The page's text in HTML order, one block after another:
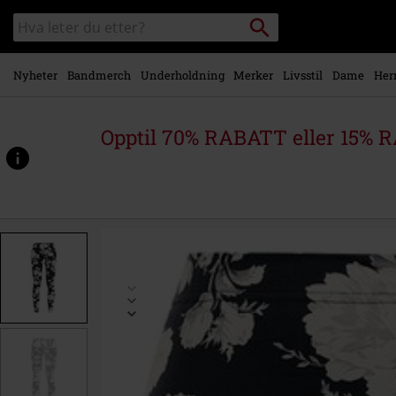
Skipp til
hovedinnhold
Søk
i
katalogen
Søk
Nyheter Bandmerch Underholdning Merker Livsstil Dame
Opptil 70% RABATT eller 15%
www.emp-
p/ladies-
293376.html